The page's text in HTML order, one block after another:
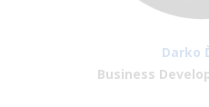
Darko
Business